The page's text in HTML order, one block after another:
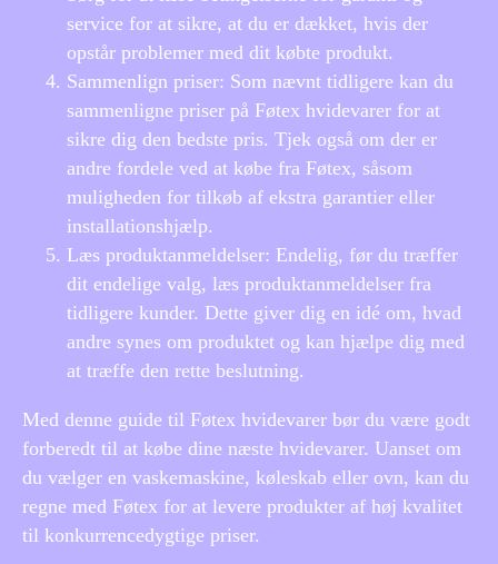
service for at sikre, at du er dækket, hvis der
opstår problemer med dit købte produkt.
Sammenlign priser: Som nævnt tidligere kan du
sammenligne priser på Føtex hvidevarer for at
sikre dig den bedste pris. Tjek også om der er
andre fordele ved at købe fra Føtex, såsom
muligheden for tilkøb af ekstra garantier eller
installationshjælp.
Læs produktanmeldelser: Endelig, før du træffer
dit endelige valg, læs produktanmeldelser fra
tidligere kunder. Dette giver dig en idé om, hvad
andre synes om produktet og kan hjælpe dig med
at træffe den rette beslutning.
Med denne guide til Føtex hvidevarer bør du være godt
forberedt til at købe dine næste hvidevarer. Uanset om
du vælger en vaskemaskine, køleskab eller ovn, kan du
regne med Føtex for at levere produkter af høj kvalitet
til konkurrencedygtige priser.